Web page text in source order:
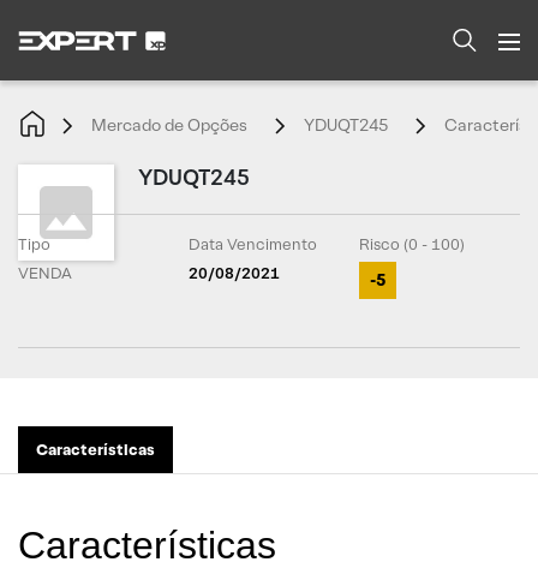
Mercado de Opções YDUQT245
YDUQT245
Tipo
VENDA
Data Vencimento
20/08/2021
Risco (0 - 100)
-5
Características
Características